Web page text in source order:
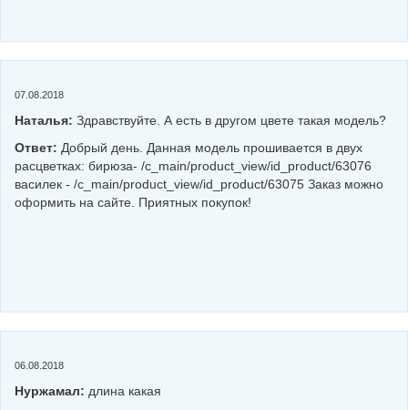
07.08.2018
Наталья: Здравствуйте. А есть в другом цвете такая модель?
Ответ: Добрый день. Данная модель прошивается в двух
расцветках: бирюза- /c_main/product_view/id_product/63076
василек - /c_main/product_view/id_product/63075 Заказ можно
оформить на сайте. Приятных покупок!
06.08.2018
Нуржамал: длина какая